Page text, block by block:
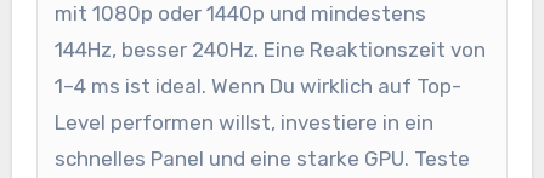
mit 1080p oder 1440p und mindestens
144Hz, besser 240Hz. Eine Reaktionszeit von
1–4 ms ist ideal. Wenn Du wirklich auf Top-
Level performen willst, investiere in ein
schnelles Panel und eine starke GPU. Teste